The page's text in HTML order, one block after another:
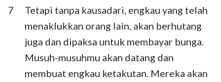
7
Tetapi tanpa kausadari, engkau yang telah
menaklukkan orang lain, akan berhutang
juga dan dipaksa untuk membayar bunga.
Musuh-musuhmu akan datang dan
membuat engkau ketakutan. Mereka akan